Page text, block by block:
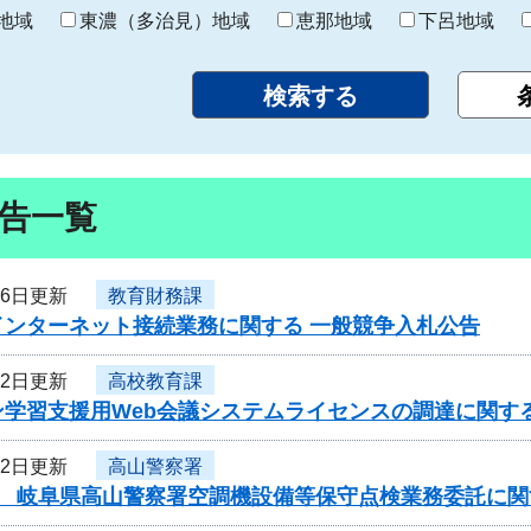
り
域 東濃（多治見）地域 恵那地域 下呂地域
一覧
日更新 教育財務課
ターネット接続業務に関する 一般競争入札公告
日更新 高校教育課
習支援用Web会議システムライセンスの調達に関す
日更新 高山警察署
阜県高山警察署空調機設備等保守点検業務委託に